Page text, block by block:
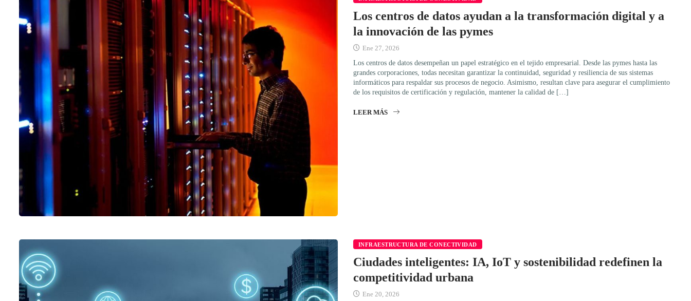
Los centros de datos ayudan a la transformación digital y a
la innovación de las pymes
Ene 27, 2026
Los centros de datos desempeñan un papel estratégico en el tejido empresarial. Desde las pymes hasta las
grandes corporaciones, todas necesitan garantizar la continuidad, seguridad y resiliencia de sus sistemas
informáticos para respaldar sus procesos de negocio. Asimismo, resultan clave para asegurar el cumplimiento
de los requisitos de certificación y regulación, mantener la calidad de […]
LEER MÁS
INFRAESTRUCTURA DE CONECTIVIDAD
Ciudades inteligentes: IA, IoT y sostenibilidad redefinen la
competitividad urbana
Ene 20, 2026